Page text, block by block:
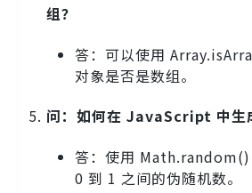
组？
答：可以使用
对象是否是数组。
问：如何在 JavaScript 中生
答：使用 Math.random()
0 到 1 之间的伪随机数。